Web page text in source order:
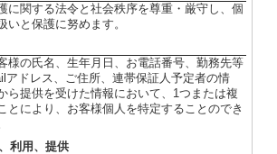
に関する法令と社会秩序を尊重・厳守し、個
いと保護に努めます。
様の氏名、生年月日、お電話番号、勤務先等
アドレス、ご住所、連帯保証人予定者の情
ら提供を受けた情報において、1つまたは複
とにより、お客様個人を特定することのでき
利用、提供